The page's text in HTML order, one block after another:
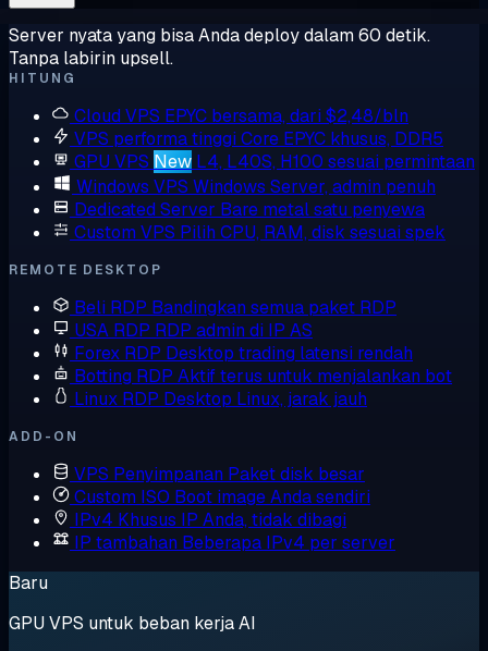
Server nyata yang bisa Anda deploy dalam 60 detik.
Tanpa labirin upsell.
HITUNG
Cloud VPS EPYC bersama, dari $2,48/bln
VPS performa tinggi Core EPYC khusus, DDR5
GPU VPS New L4, L40S, H100 sesuai permintaan
Windows VPS Windows Server, admin penuh
Dedicated Server Bare metal satu penyewa
Custom VPS Pilih CPU, RAM, disk sesuai spek
REMOTE DESKTOP
Beli RDP Bandingkan semua paket RDP
USA RDP RDP admin di IP AS
Forex RDP Desktop trading latensi rendah
Botting RDP Aktif terus untuk menjalankan bot
Linux RDP Desktop Linux, jarak jauh
ADD-ON
VPS Penyimpanan Paket disk besar
Custom ISO Boot image Anda sendiri
IPv4 Khusus IP Anda, tidak dibagi
IP tambahan Beberapa IPv4 per server
Baru
GPU VPS untuk beban kerja AI